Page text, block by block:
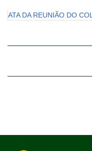
ATA DA REUNIÃO DO